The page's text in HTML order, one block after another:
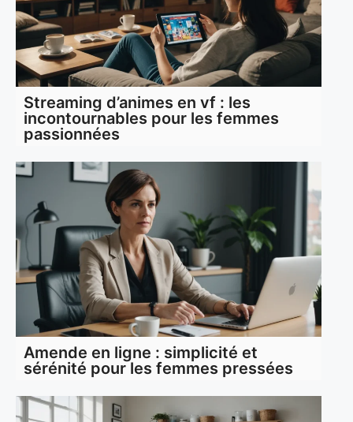
Streaming d’animes en vf : les
incontournables pour les femmes
passionnées
Amende en ligne : simplicité et
sérénité pour les femmes pressées